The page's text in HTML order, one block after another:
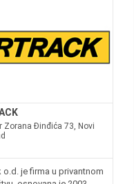
Zorana Đinđića 73, Novi
o.d. je firma u privantnom